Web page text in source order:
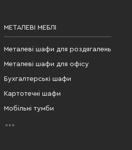
МЕТАЛЕВІ МЕБЛІ
Металеві шафи для роздягалень
Металеві шафи для офісу
Бухгалтерські шафи
Картотечні шафи
Мобільні тумби